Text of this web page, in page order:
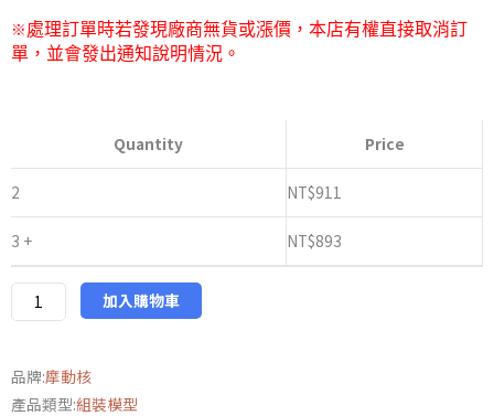
NT$930
※處理訂單時若發現廠商無貨或漲價，本店有權直接取消訂
單，並會發出通知說明情況。
Quantity Price
2 NT$911
3 + NT$893
星
甲
魂
降
威
式
劍
加入購物車
品牌:摩動核
產品類型:組裝模型